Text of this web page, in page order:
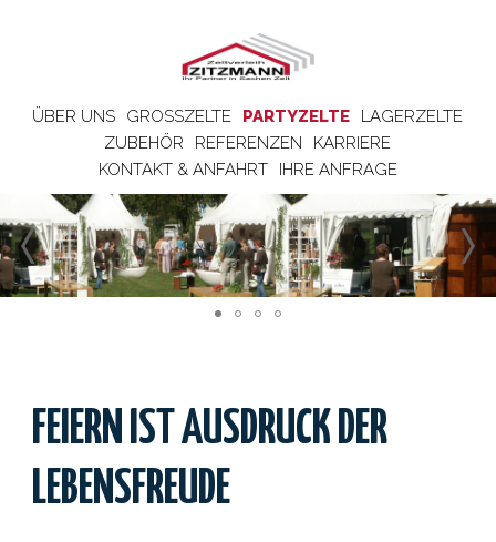
ÜBER UNS GROSSZELTE PARTYZELTE
LAGERZELTE
ZUBEHÖR
REFERENZEN
KARRIERE
KONTAKT & ANFAHRT
IHRE ANFRAGE
FEIERN IST AUSDRUCK DER
LEBENSFREUDE